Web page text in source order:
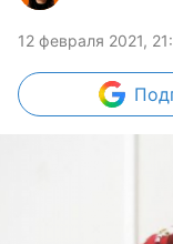
12 февраля 2021,